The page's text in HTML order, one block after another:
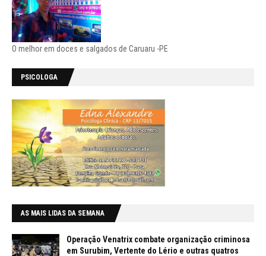
O melhor em doces e salgados de Caruaru -PE
PSICOLOGA
AS MAIS LIDAS DA SEMANA
Operação Venatrix combate organização criminosa
em Surubim, Vertente do Lério e outras quatros